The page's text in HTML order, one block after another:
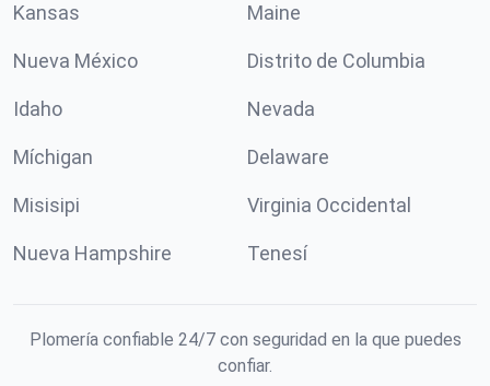
Kansas Maine
Nueva México Distrito de Columbia
Idaho Nevada
Míchigan Delaware
Misisipi Virginia Occidental
Nueva Hampshire Tenesí
Plomería confiable 24/7 con seguridad en la que puedes
confiar.